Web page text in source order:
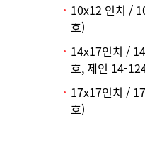
10x12 인치 /
호)
14x17인치 /
호, 제인 14-
17x17인치 /
호)